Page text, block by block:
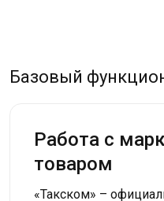
Базовый
Работа с
товаром
«Такском» –